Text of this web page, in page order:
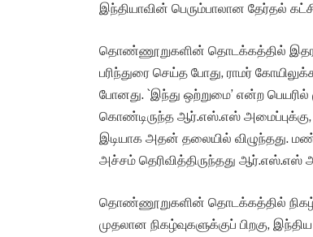
இந்தியாவின் பெரும்பாலான தேர்தல்
தொண்ணூறுகளின் தொடக்கத்தில் இதர
பரிந்துரை செய்த போது, ராமர்
போனது. `இந்து ஒற்றுமை’ என்ற பெயரில்
கொண்டிருந்த ஆர்.எஸ்.எஸ் அமைப்புக்கு,
இடியாக அதன் தலையில் விழுந்தது.
அச்சம் தெரிவித்திருந்தது
தொண்ணூறுகளின் தொடக்கத்தில்
முதலான நிகழ்வுகளுக்குப் பிறகு,